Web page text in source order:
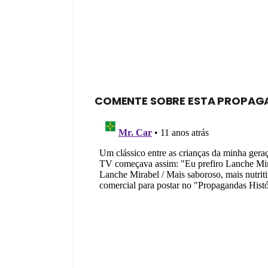
COMENTE SOBRE ESTA